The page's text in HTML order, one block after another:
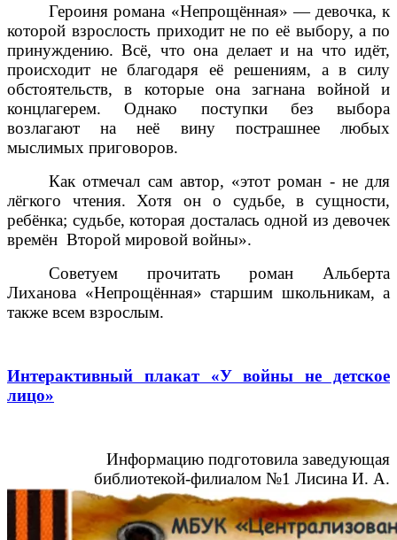
Героиня романа «Непрощённая» — девочка, к
которой взрослость приходит не по её выбору, а по
принуждению. Всё, что она делает и на что идёт,
происходит не благодаря её решениям, а в силу
обстоятельств, в которые она загнана войной и
концлагерем. Однако поступки без выбора
возлагают на неё вину пострашнее любых
мыслимых приговоров.
Как отмечал сам автор, «этот роман - не для
лёгкого чтения. Хотя он о судьбе, в сущности,
ребёнка; судьбе, которая досталась одной из девочек
времён Второй мировой войны».
Советуем прочитать роман Альберта
Лиханова «Непрощённая» старшим школьникам, а
также всем взрослым.
Интерактивный плакат «У войны не детское
лицо»
Информацию подготовила заведующая
библиотекой-филиалом №1 Лисина И. А.